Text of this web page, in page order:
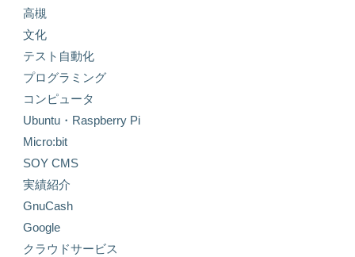
高槻
文化
テスト自動化
プログラミング
コンピュータ
Ubuntu・Raspberry Pi
Micro:bit
SOY CMS
実績紹介
GnuCash
Google
クラウドサービス